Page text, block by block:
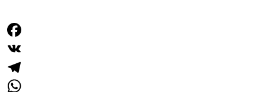
Facebook
VK
Telegram